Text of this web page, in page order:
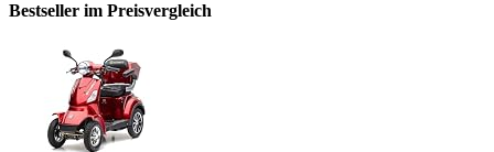
Bestseller im Preisvergleich